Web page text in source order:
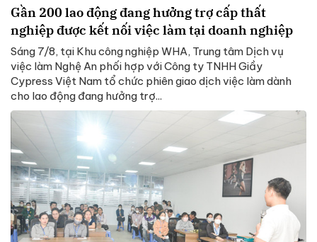
Gần 200 lao động đang hưởng trợ cấp thất
nghiệp được kết nối việc làm tại doanh nghiệp
Sáng 7/8, tại Khu công nghiệp WHA, Trung tâm Dịch vụ
việc làm Nghệ An phối hợp với Công ty TNHH Giầy
Cypress Việt Nam tổ chức phiên giao dịch việc làm dành
cho lao động đang hưởng trợ...